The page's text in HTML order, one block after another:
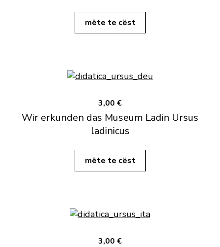
mëte te cëst
3,00 €
Wir erkunden das Museum Ladin Ursus
ladinicus
mëte te cëst
3,00 €